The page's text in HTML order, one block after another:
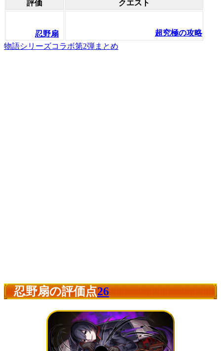
評価 クエスト
忍野扇
超究極の攻略
物語シリーズコラボ第2弾まとめ
忍野扇の評価点26